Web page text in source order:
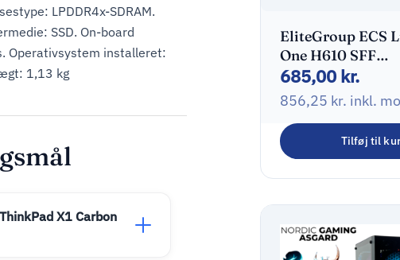
LPDDR4x-SDRAM.
SSD. On-board
Operativsystem installeret:
1,13 kg
X1 Carbon
EliteGroup ECS
One H610 SFF
Barebone
0GB No-OS Sort
685,00 kr.
856,25 kr. inkl.
Tilføj til